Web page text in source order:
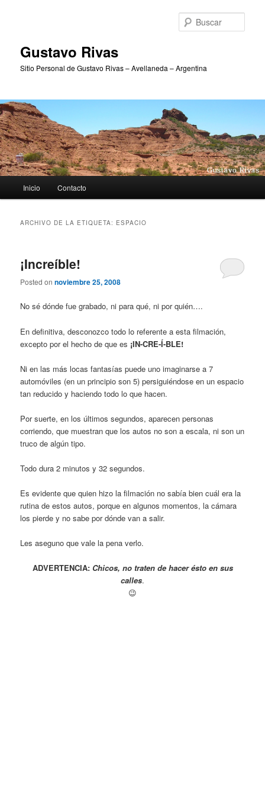
Gustavo Rivas
Sitio Personal de Gustavo Rivas – Avellaneda – Argentina
principal
Inicio Contacto
ARCHIVO DE LA ETIQUETA: ESPACIO
¡Increíble!
Posted onnoviembre 25, 2008
No sé dónde fue grabado, ni para qué, ni por quién….
En definitiva, desconozco todo lo referente a esta filmación,
excepto por el hecho de que es ¡IN-CRE-Í-BLE!
Ni en las más locas fantasías puede uno imaginarse a 7
automóviles (en un principio son 5) persiguiéndose en un espacio
tan reducido y haciendo todo lo que hacen.
Por suerte, en los últimos segundos, aparecen personas
corriendo, que muestran que los autos no son a escala, ni son un
truco de algún tipo.
Todo dura 2 minutos y 32 segundos.
Es evidente que quien hizo la filmación no sabía bien cuál era la
rutina de estos autos, porque en algunos momentos, la cámara
los pierde y no sabe por dónde van a salir.
Les aseguno que vale la pena verlo.
ADVERTENCIA: Chicos, no traten de hacer ésto en sus
calles.
😉